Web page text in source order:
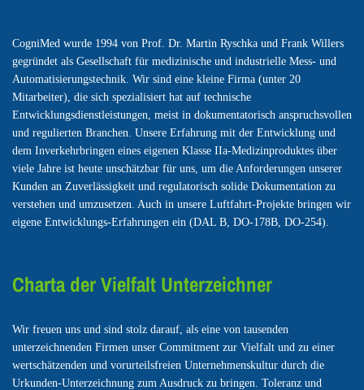
CogniMed wurde 1994 von Prof. Dr. Martin Ryschka und Frank Willers
gegründet als Gesellschaft für medizinische und industrielle Mess- und
Automatisierungstechnik. Wir sind eine kleine Firma (unter 20
Mitarbeiter), die sich spezialisiert hat auf technische
Entwicklungsdienstleistungen, meist in dokumentatorisch anspruchsvollen
und regulierten Branchen. Unsere Erfahrung mit der Entwicklung und
dem Inverkehrbringen eines eigenen Klasse IIa-Medizinproduktes über
viele Jahre ist heute unschätzbar für uns, um die Anforderungen unserer
Kunden an Zuverlässigkeit und regulatorisch solide Dokumentation zu
verstehen und umzusetzen. Auch in unsere Luftfahrt-Projekte bringen wir
eigene Entwicklungs-Erfahrungen ein (DAL B, DO-178B, DO-254).
Charta der Vielfalt Unterzeichner
Wir freuen uns und sind stolz darauf, als eine von tausenden
unterzeichnenden Firmen unser Commitment zur Vielfalt und zu einer
wertschätzenden und vorurteilsfreien Unternehmenskultur durch die
Urkunden-Unterzeichnung zum Ausdruck zu bringen. Toleranz und